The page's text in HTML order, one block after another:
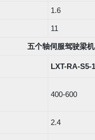
1.6
11
五个轴伺服驾驶梁
LXT-RA-S5-
400-600
2.4